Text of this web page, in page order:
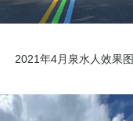
2021年4月泉水人效果图